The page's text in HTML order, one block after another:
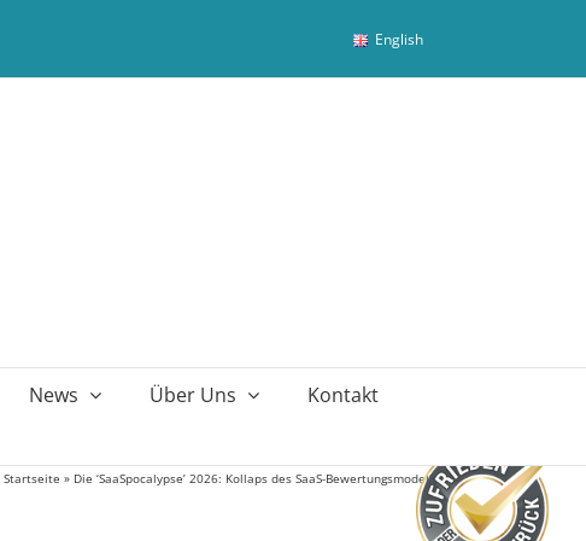
English
News Über Uns Kontakt
Startseite » Die ‘SaaSpocalypse’ 2026: Kollaps des SaaS-Bewertungsmodells